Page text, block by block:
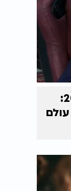
בבא ברוך אבוחצירא לערוץ 2000: